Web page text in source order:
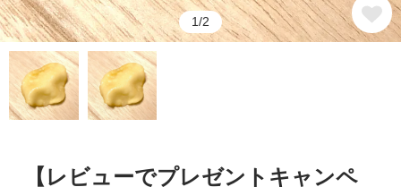
1/2
【レビューでプレゼントキャンペ